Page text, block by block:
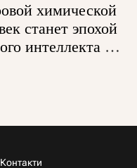
химической
станет эпохой
интеллекта и
Контакти